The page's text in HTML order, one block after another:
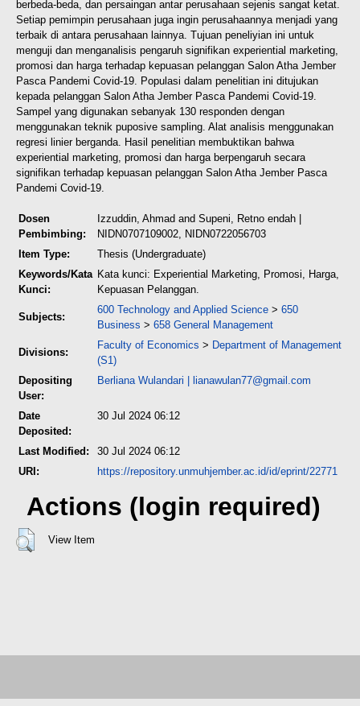
berbeda-beda, dan persaingan antar perusahaan sejenis sangat ketat.
Setiap pemimpin perusahaan juga ingin perusahaannya menjadi yang
terbaik di antara perusahaan lainnya. Tujuan peneliyian ini untuk
menguji dan menganalisis pengaruh signifikan experiential marketing,
promosi dan harga terhadap kepuasan pelanggan Salon Atha Jember
Pasca Pandemi Covid-19. Populasi dalam penelitian ini ditujukan
kepada pelanggan Salon Atha Jember Pasca Pandemi Covid-19.
Sampel yang digunakan sebanyak 130 responden dengan
menggunakan teknik puposive sampling. Alat analisis menggunakan
regresi linier berganda. Hasil penelitian membuktikan bahwa
experiential marketing, promosi dan harga berpengaruh secara
signifikan terhadap kepuasan pelanggan Salon Atha Jember Pasca
Pandemi Covid-19.
Dosen
Pembimbing:
Izzuddin, Ahmad and Supeni, Retno endah |
NIDN0707109002, NIDN0722056703
Item Type:
Thesis (Undergraduate)
Keywords/Kata
Kunci:
Kata kunci: Experiential Marketing, Promosi, Harga,
Kepuasan Pelanggan.
Subjects:
600 Technology and Applied Science > 650
Business > 658 General Management
Divisions:
Faculty of Economics > Department of Management
(S1)
Depositing
User:
Berliana Wulandari | lianawulan77@gmail.com
Date
Deposited:
30 Jul 2024 06:12
Last Modified:
30 Jul 2024 06:12
URI:
https://repository.unmuhjember.ac.id/id/eprint/22771
Actions (login required)
View Item